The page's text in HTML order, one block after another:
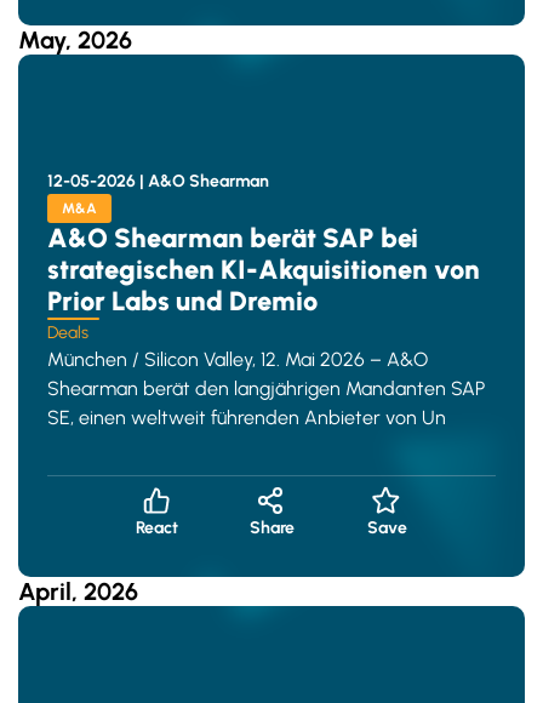
May, 2026
12-05-2026 | A&O Shearman
M&A
A&O Shearman berät SAP bei
strategischen KI-Akquisitionen von
Prior Labs und Dremio
Deals
München / Silicon Valley, 12. Mai 2026 – A&O
Shearman berät den langjährigen Mandanten SAP
SE, einen weltweit führenden Anbieter von Un
React Share Save
April, 2026